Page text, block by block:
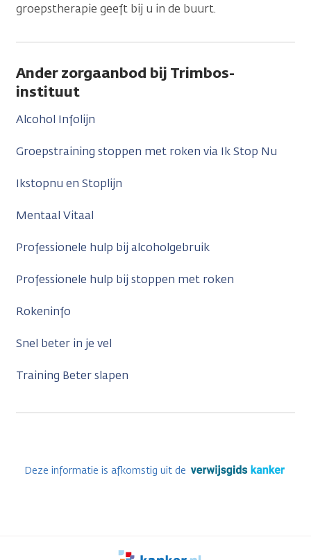
groepstherapie geeft bij u in de buurt.
Ander zorgaanbod bij Trimbos-
instituut
Alcohol Infolijn
Groepstraining stoppen met roken via Ik Stop Nu
Ikstopnu en Stoplijn
Mentaal Vitaal
Professionele hulp bij alcoholgebruik
Professionele hulp bij stoppen met roken
Rokeninfo
Snel beter in je vel
Training Beter slapen
Deze informatie is afkomstig uit de